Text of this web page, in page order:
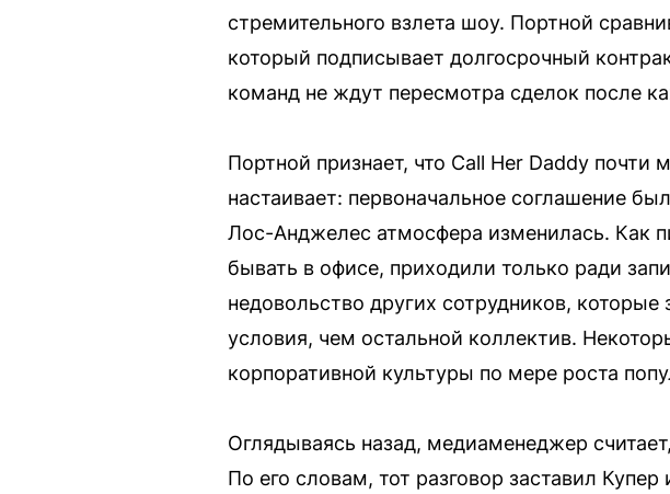
стремительного взлета шоу. Портной
который подписывает долгосрочный
команд не ждут пересмотра сделок после
Портной признает, что Call Her Daddy почти
настаивает: первоначальное соглашение
Лос-Анджелес атмосфера изменилась. Как
бывать в офисе, приходили только ради
недовольство других сотрудников,
условия, чем остальной коллектив.
корпоративной культуры по мере роста
Оглядываясь назад, медиаменеджер
По его словам, тот разговор заставил